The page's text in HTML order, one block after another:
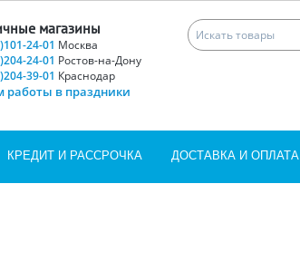
магазины
24-01 Москва
24-01 Ростов-на-Дону
39-01 Краснодар
работы в праздники
КРЕДИТ И РАССРОЧКА ДОСТАВКА И ОПЛАТА